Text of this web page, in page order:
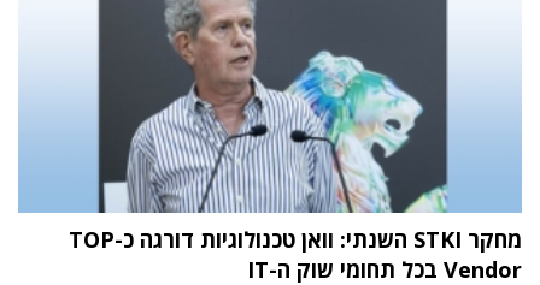
מחקר STKI השנתי: וואן טכנולוגיות דורגה כ-TOP
Vendor בכל תחומי שוק ה-IT